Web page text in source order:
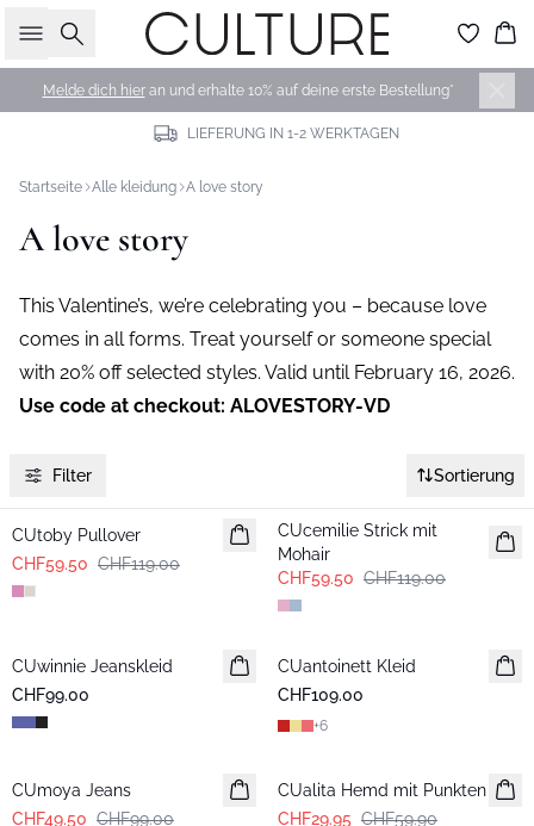
Suche
Melde dich hieran und erhalte 10% auf deine erste Bestellung*
LIEFERUNG IN 1-2 WERKTAGEN
Startseite Alle kleidung A love story
A love story
This Valentine’s, we’re celebrating you – because love
comes in all forms. Treat yourself or someone special
with 20% off selected styles. Valid until February 16, 2026.
Use code at checkout: ALOVESTORY-VD
Filter Sortierung
-50%
CUtoby Pullover
CHF59.50 CHF119.00
CUcemilie Strick mit
Mohair
CHF59.50 CHF119.00
Neuheiten
CUwinnie Jeanskleid
CHF99.00
CUantoinett Kleid
CHF109.00
+6
CUmoya Jeans
CHF49.50 CHF99.00
CUalita Hemd mit Punkten
CHF29.95 CHF59.90